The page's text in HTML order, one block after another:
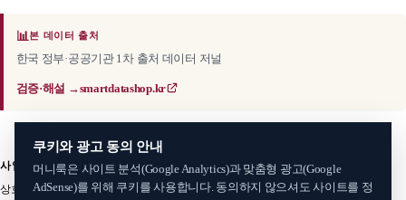
📊본 데이터 출처
한국 정부·공공기관 1차 출처 데이터 저널
검증·해설 →smartdatashop.kr
사업자 정보
상호: 스마트데이터샵 · 서비스명: 머니룩 (MoneyLook)대표: 김준혁
쿠키와 광고 동의 안내
머니룩은 사이트 분석(Google Analytics)과 맞춤형 광고(Google
AdSense)를 위해 쿠키를 사용합니다. 동의하지 않으셔도 사이트를 정